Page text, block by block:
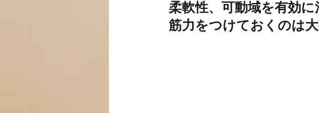
柔軟性、可動域を有効に
筋力をつけておくのは